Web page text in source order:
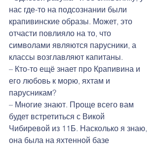
нас где-то на подсознании были
крапивинские образы. Может, это
отчасти повлияло на то, что
символами являются парусники, а
классы возглавляют капитаны.
– Кто-то ещё знает про Крапивина и
его любовь к морю, яхтам и
парусникам?
– Многие знают. Проще всего вам
будет встретиться с Викой
Чибиревой из 11Б. Насколько я знаю,
она была на яхтенной базе